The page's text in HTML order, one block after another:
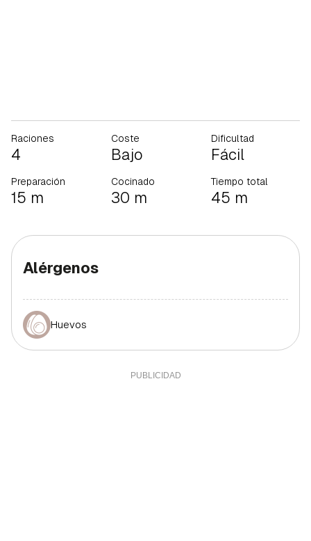
Raciones
4
Coste
Bajo
Dificultad
Fácil
Preparación
15 m
Cocinado
30 m
Tiempo total
45 m
Alérgenos
Huevos